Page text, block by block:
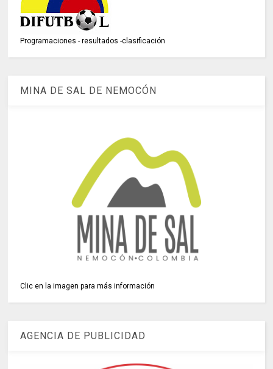
Programaciones - resultados -clasificación
MINA DE SAL DE NEMOCÓN
Clic en la imagen para más información
AGENCIA DE PUBLICIDAD